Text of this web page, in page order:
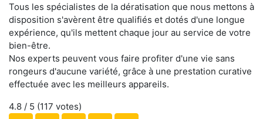
Tous les spécialistes de la dératisation que nous mettons à
disposition s'avèrent être qualifiés et dotés d'une longue
expérience, qu'ils mettent chaque jour au service de votre
bien-être.
Nos experts peuvent vous faire profiter d'une vie sans
rongeurs d'aucune variété, grâce à une prestation curative
effectuée avec les meilleurs appareils.
4.8 / 5 (117 votes)